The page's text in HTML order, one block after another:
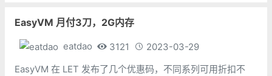
EasyVM 月付3刀，2G内存
eatdao 3121
2023-03-29
EasyVM 在 LET 发布了几个优惠码，不同系列可用折扣不